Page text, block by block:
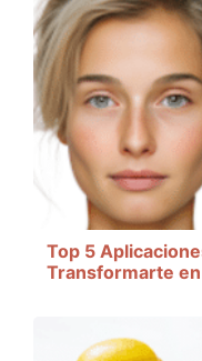
Top 5
Transformarte